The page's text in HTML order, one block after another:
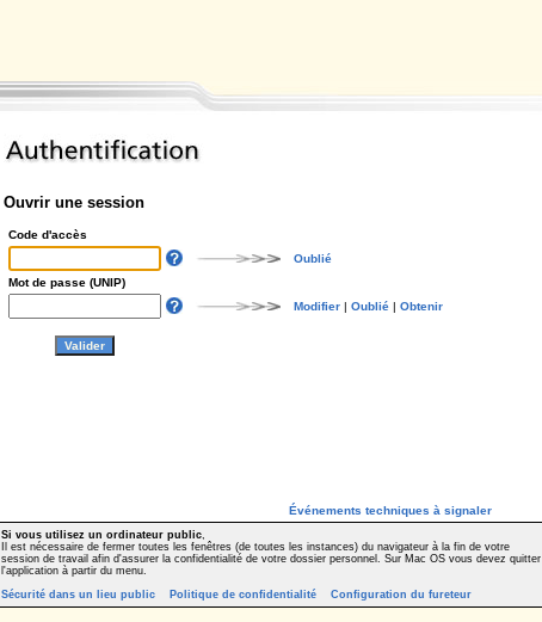
Ouvrir une session
Code d'accès
Oublié
Mot de passe (UNIP)
Modifier | Oublié | Obtenir
Événements techniques à signaler
Si vous utilisez un ordinateur public,
Il est nécessaire de fermer toutes les fenêtres (de toutes les instances) du navigateur à la fin de votre
session de travail afin d'assurer la confidentialité de votre dossier personnel. Sur Mac OS vous devez quitter
l'application à partir du menu.
Sécurité dans un lieu public
Politique de confidentialité Configuration du fureteur